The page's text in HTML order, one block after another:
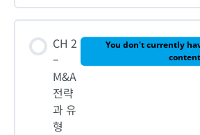
–
M&A
의
근
1. 인수와 합병의 이해와 차이
CH 2
–
M&A
전략
과 유
형
You don't currently
content